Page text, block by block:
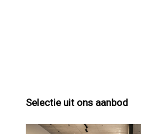
Selectie uit ons aanbod